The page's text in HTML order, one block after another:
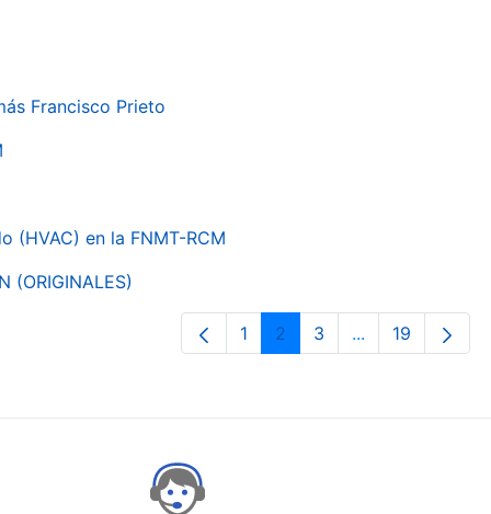
Francisco Prieto
(HVAC) en la FNMT-RCM
Orrialdea
1 Orrialdea
2 Orrialdea
3 ...Intermediate
Orrialdea
19